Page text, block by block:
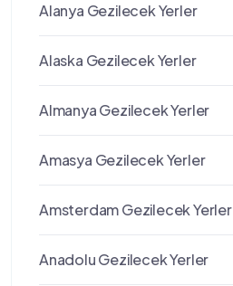
Alanya Gezilecek Yerler
Alaska Gezilecek Yerler
Almanya Gezilecek Yerler
Amasya Gezilecek Yerler
Amsterdam Gezilecek Yerler
Anadolu Gezilecek Yerler